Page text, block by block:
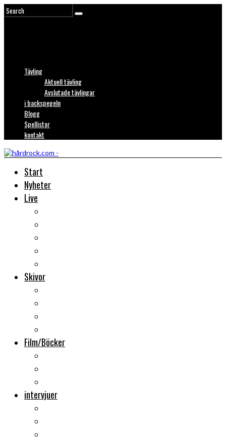
Tävling
Aktuell tävling
Avslutade tävlingar
i backspegeln
Blogg
Spellistor
kontakt
Start
Nyheter
Live
Skivor
Film/Böcker
intervjuer